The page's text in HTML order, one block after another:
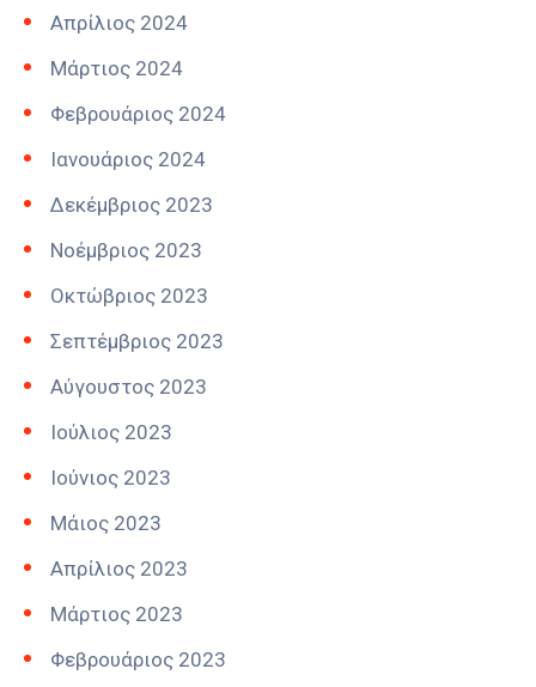
Απρίλιος 2024
Μάρτιος 2024
Φεβρουάριος 2024
Ιανουάριος 2024
Δεκέμβριος 2023
Νοέμβριος 2023
Οκτώβριος 2023
Σεπτέμβριος 2023
Αύγουστος 2023
Ιούλιος 2023
Ιούνιος 2023
Μάιος 2023
Απρίλιος 2023
Μάρτιος 2023
Φεβρουάριος 2023